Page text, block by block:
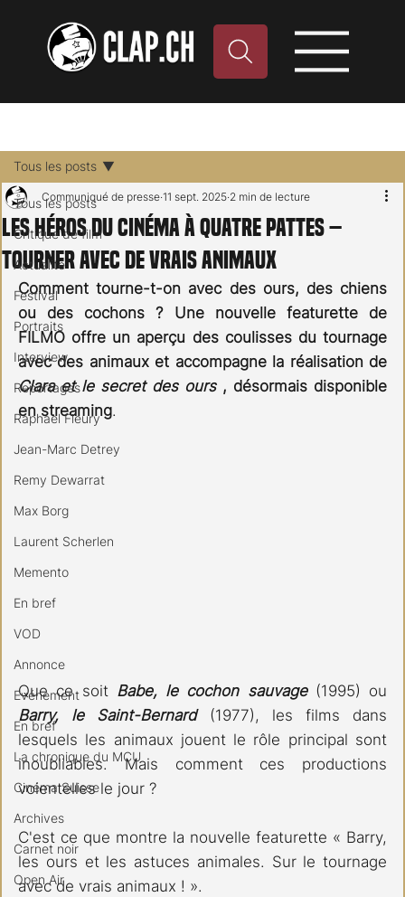
Tous les posts
Critique de film
Actualité
Festival
Portraits
Interview
Reportages
Raphael Fleury
Jean-Marc Detrey
Remy Dewarrat
Max Borg
Laurent Scherlen
Memento
En bref
VOD
Annonce
Evénement
En bref
La chronique du MCU
Cinéma Suisse
Archives
Carnet noir
Open Air
Tous les posts
Les héros du cinéma à quatre pattes –
Tourner avec de vrais animaux
Communiqué de presse 11 sept. 2025 2 min de lecture
Comment tourne-t-on avec des ours, des chiens
ou des cochons ? Une nouvelle featurette de
FILMO offre un aperçu des coulisses du tournage
Clara et le secret des ours , désormais disponible
en streaming.
Que ce soit Babe, le cochon sauvage
Barry, le Saint-Bernard
(1977), les films dans
lesquels les animaux jouent le rôle principal sont
inoubliables. Mais comment ces productions
voientelles le jour ?
C'est ce que montre la nouvelle featurette « Barry,
les ours et les astuces animales. Sur le tournage
avec de vrais animaux ! ».